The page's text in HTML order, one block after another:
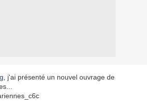
, j'ai présenté un nouvel ouvrage de